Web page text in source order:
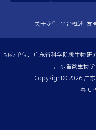
关于我们 平台概述 发
协办单位：广东省科学院微生物研
广东省微生物
CopyRight© 2026 广
粤